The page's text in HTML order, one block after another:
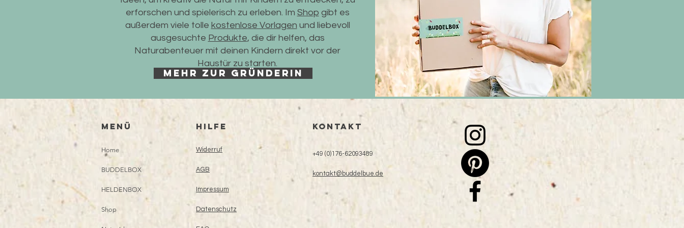
erforschen und spielerisch zu erleben. Im Shop gibt es
außerdem viele tolle kostenlose Vorlagen und liebevoll
ausgesuchte Produkte, die dir helfen, das
Naturabenteuer mit deinen Kindern direkt vor der
Haustür zu starten.
mehr zur Gründerin
Menü
Home
BUDDELBOX
HELDENBOX
Shop
HILFE
Widerruf
AGB
Impressum
Datenschutz
KONTAKT
+49 (0)176-62093489
kontakt@buddelbue.de